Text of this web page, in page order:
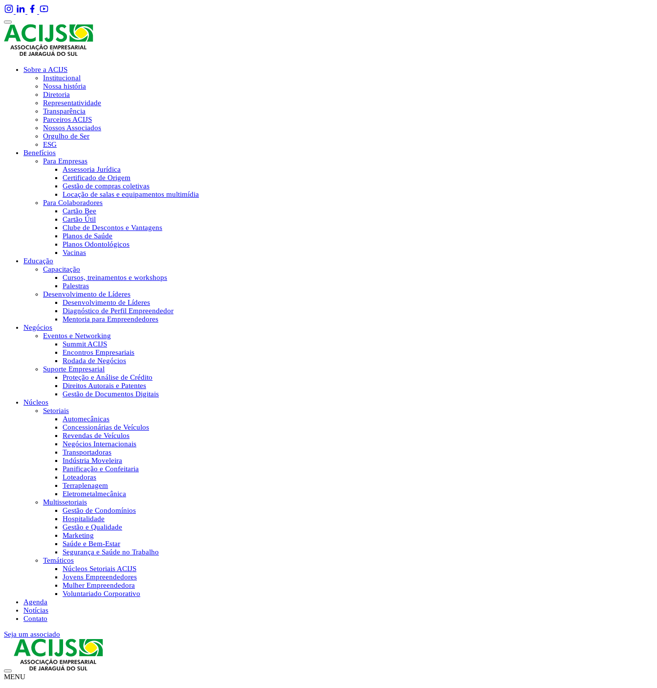
Sobre a ACIJS
Institucional
Nossa história
Diretoria
Representatividade
Transparência
Parceiros ACIJS
Nossos Associados
Orgulho de Ser
ESG
Benefícios
Para Empresas
Assessoria Jurídica
Certificado de Origem
Gestão de compras coletivas
Locação de salas e equipamentos multimídia
Para Colaboradores
Cartão Bee
Cartão Útil
Clube de Descontos e Vantagens
Planos de Saúde
Planos Odontológicos
Vacinas
Educação
Capacitação
Cursos, treinamentos e workshops
Palestras
Desenvolvimento de Líderes
Desenvolvimento de Líderes
Diagnóstico de Perfil Empreendedor
Mentoria para Empreendedores
Negócios
Eventos e Networking
Summit ACIJS
Encontros Empresariais
Rodada de Negócios
Suporte Empresarial
Proteção e Análise de Crédito
Direitos Autorais e Patentes
Gestão de Documentos Digitais
Núcleos
Setoriais
Automecânicas
Concessionárias de Veículos
Revendas de Veículos
Negócios Internacionais
Transportadoras
Indústria Moveleira
Panificação e Confeitaria
Loteadoras
Terraplenagem
Eletrometalmecânica
Multissetoriais
Gestão de Condomínios
Hospitalidade
Gestão e Qualidade
Marketing
Saúde e Bem-Estar
Segurança e Saúde no Trabalho
Temáticos
Núcleos Setoriais ACIJS
Jovens Empreendedores
Mulher Empreendedora
Voluntariado Corporativo
Agenda
Notícias
Contato
Seja um associado
MENU